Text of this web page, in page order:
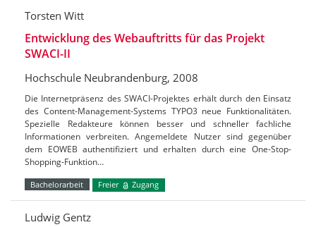
Torsten Witt
Entwicklung des Webauftritts für das Projekt
SWACI-II
Hochschule Neubrandenburg, 2008
Die Internetpräsenz des SWACI-Projektes erhält durch den Einsatz
des Content-Management-Systems TYPO3 neue Funktionalitäten.
Spezielle Redakteure können besser und schneller fachliche
Informationen verbreiten. Angemeldete Nutzer sind gegenüber
dem EOWEB authentifiziert und erhalten durch eine One-Stop-
Shopping-Funktion…
Bachelorarbeit Freier Zugang
Ludwig Gentz